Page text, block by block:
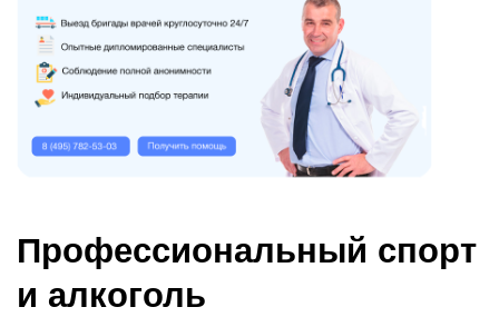
Профессиональный спорт
и алкоголь